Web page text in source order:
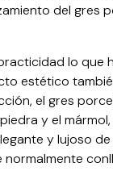
del gres
lo que
estético
el gres
y el
y lujoso